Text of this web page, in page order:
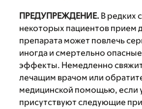
ПРЕДУПРЕЖДЕНИЕ. В редких
некоторых пациентов прием
препарата может повлечь
иногда и смертельно
эффекты. Немедленно
лечащим врачом или
медицинской помощью, если
присутствуют следующие